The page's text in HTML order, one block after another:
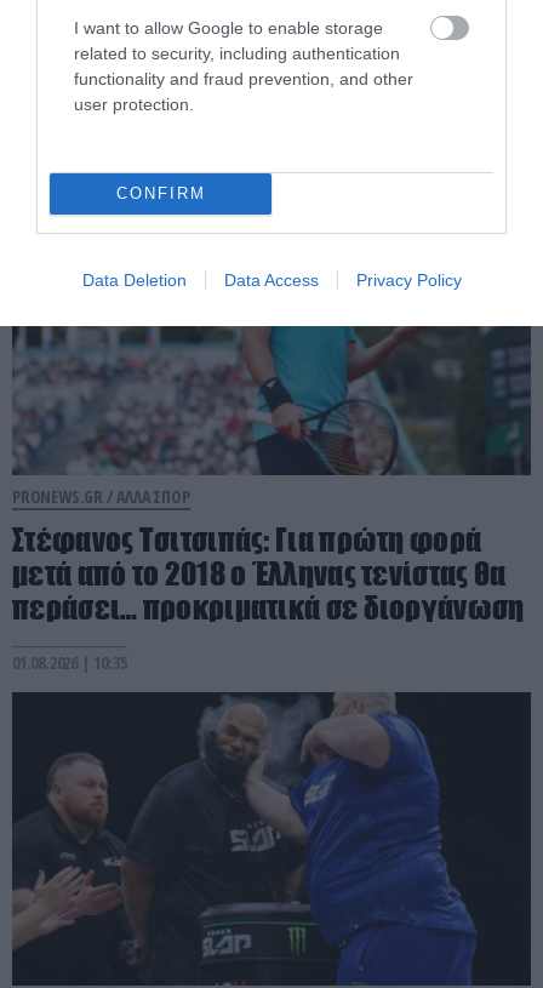
I want to allow Google to enable storage
related to security, including authentication
functionality and fraud prevention, and other
user protection.
CONFIRM
Data Deletion Data Access Privacy Policy
Κωπηλασία: Νέα μεγάλη επιτυχία για
την Ελλάδα – «Ασημένιες» στο Ευρωπαϊκό
Μ.Κοντού και Ε.Αναστασιάδου
PRONEWS.GR /ΑΛΛΑ ΣΠΟΡ
Στέφανος Τσιτσιπάς: Για πρώτη φορά
μετά από το 2018 ο Έλληνας τενίστας θα
περάσει… προκριματικά σε διοργάνωση
01.08.2026 | 10:35